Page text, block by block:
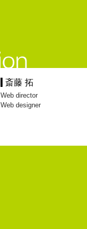
斎藤 拓
Web director
Web designer